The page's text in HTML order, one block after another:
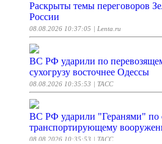
Раскрыты темы переговоров
России
08.08.2026 10:37:05 | Lenta.ru
ВС РФ ударили по
сухогрузу восточнее Одессы
08.08.2026 10:35:53 | ТАСС
ВС РФ ударили "Геранями" по
транспортирующему
08.08.2026 10:35:53 | ТАСС